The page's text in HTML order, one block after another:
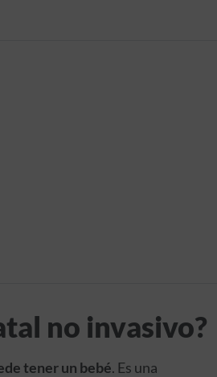
no invasivo?
tener un bebé. Es una